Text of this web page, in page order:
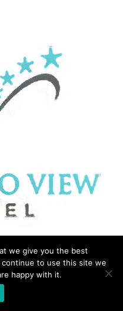
we give you the best
to use this site we
happy with it.